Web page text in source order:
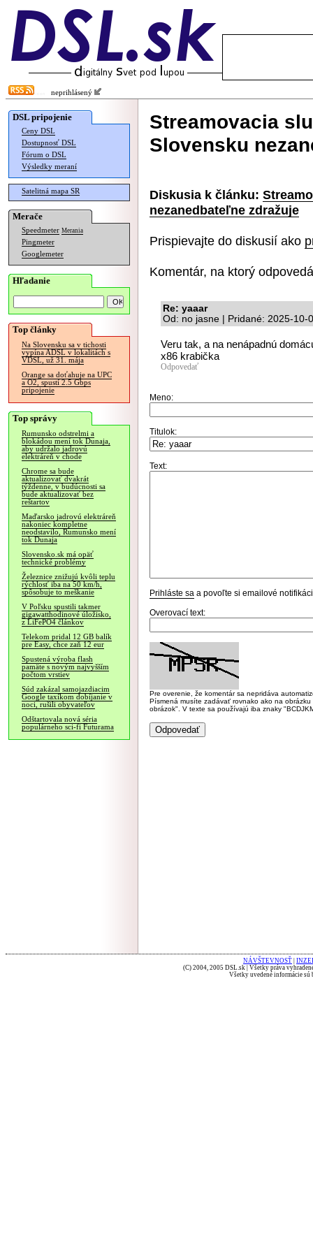
neprihlásený
DSL pripojenie
Ceny DSL
Dostupnosť DSL
Fórum o DSL
Výsledky meraní
Satelitná mapa SR
Merače
Speedmeter Merania
Pingmeter
Googlemeter
Hľadanie
Top články
Na Slovensku sa v tichosti
vypína ADSL v lokalitách s
VDSL, už 31. mája
Orange sa doťahuje na UPC
a O2, spustí 2.5 Gbps
pripojenie
Top správy
Rumunsko odstrelmi a
blokádou mení tok Dunaja,
aby udržalo jadrovú
elektráreň v chode
Chrome sa bude
aktualizovať dvakrát
týždenne, v budúcnosti sa
bude aktualizovať bez
reštartov
Maďarsko jadrovú elektráreň
nakoniec kompletne
neodstavilo, Rumunsko mení
tok Dunaja
Slovensko.sk má opäť
technické problémy
Železnice znižujú kvôli teplu
rýchlosť iba na 50 km/h,
spôsobuje to meškanie
V Poľsku spustili takmer
gigawatthodinové úložisko,
z LiFePO4 článkov
Telekom pridal 12 GB balík
pre Easy, chce zaň 12 eur
Spustená výroba flash
pamäte s novým najvyšším
počtom vrstiev
Súd zakázal samojazdiacim
Google taxíkom dobíjanie v
noci, rušili obyvateľov
Odštartovala nová séria
populárneho sci-fi Futurama
Streamovacia
Slovensku
Diskusia k článku:
nezanedbateľne zdražuje
Prispievajte do diskusií ako
Komentár, na ktorý
Re: yaaar
Od: no jasne | Pridané: 2025-10-
Veru tak, a na nenápadnú
x86 krabička
Odpovedať
Meno:
Titulok:
Text:
Prihláste sa a povoľte si emailové
Overovací text:
Pre overenie, že komentár sa nepridáva
Písmená musíte zadávať rovnako ako na
obrázok". V texte sa používajú iba znaky
NÁVŠTEVNOSŤ
(C) 2004, 2005 DSL.sk | Všetky práva
Všetky uvedené informácie sú